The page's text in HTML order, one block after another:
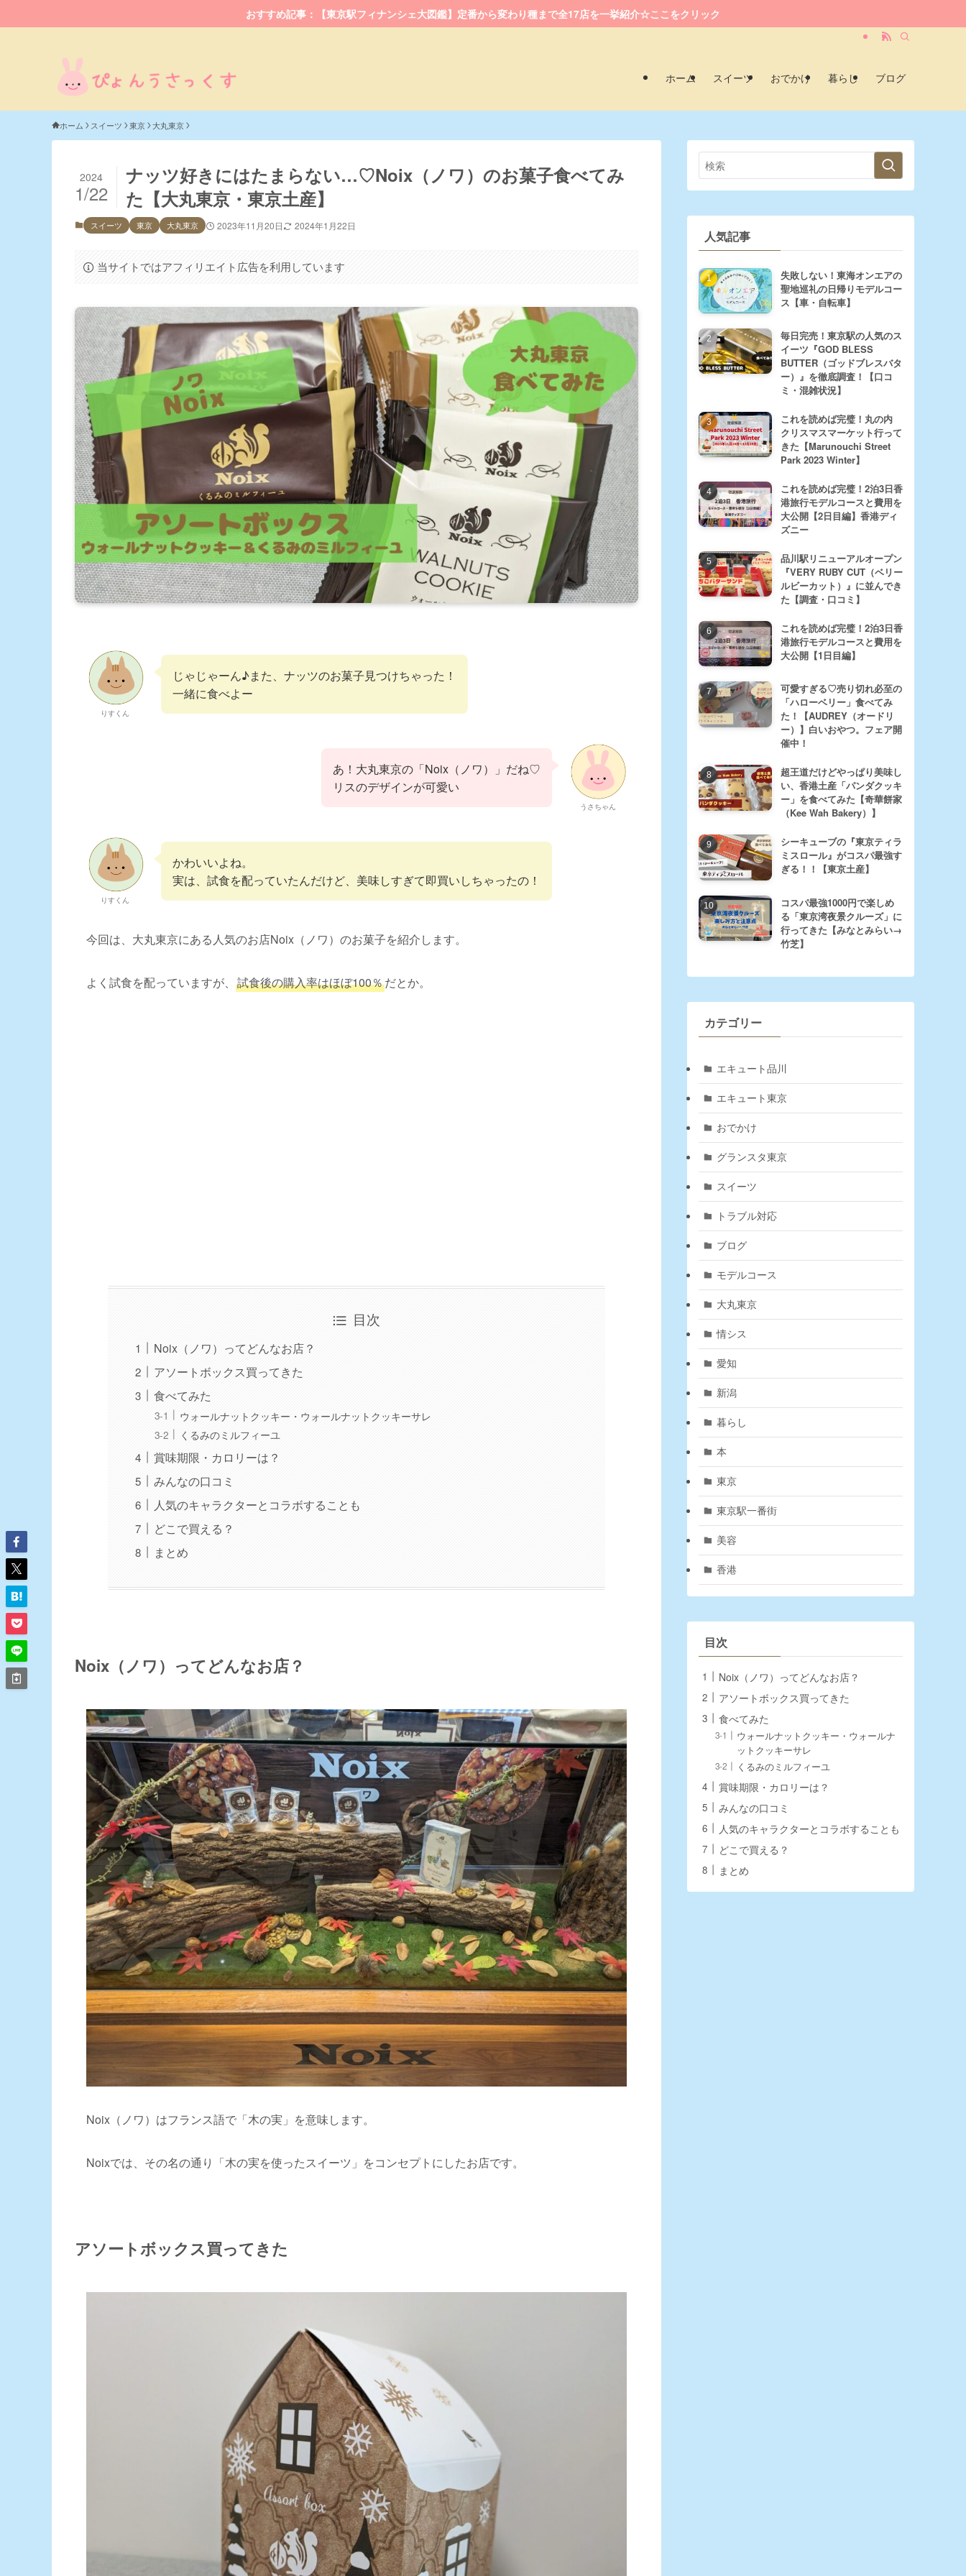
おすすめ記事：【東京駅フィナンシェ大図鑑】定番から変わり種まで全17店を一挙紹介☆ここをクリック
ホーム スイーツ おでかけ 暮らし ブログ
ホーム スイーツ 東京 大丸東京
ナッツ好きにはたまらない…♡Noix（ノワ）のお菓子食べてみ
た【大丸東京・東京土産】
2024
1/22
スイーツ 東京 大丸東京 2023年11月20日 2024年1月22日
当サイトではアフィリエイト広告を利用しています
りすくん
じゃじゃーん♪また、ナッツのお菓子見つけちゃった！
一緒に食べよー
うさちゃん
あ！大丸東京の「Noix（ノワ）」だね♡
リスのデザインが可愛い
りすくん
かわいいよね。
実は、試食を配っていたんだけど、美味しすぎて即買いしちゃったの！
今回は、大丸東京にある人気のお店Noix（ノワ）のお菓子を紹介します。
よく試食を配っていますが、 試食後の購入率はほぼ100％だとか。
目次
Noix（ノワ）ってどんなお店？
アソートボックス買ってきた
食べてみた
ウォールナットクッキー・ウォールナットクッキーサレ
くるみのミルフィーユ
賞味期限・カロリーは？
みんなの口コミ
人気のキャラクターとコラボすることも
どこで買える？
まとめ
Noix（ノワ）ってどんなお店？
Noix（ノワ）はフランス語で「木の実」を意味します。
Noixでは、その名の通り「木の実を使ったスイーツ」をコンセプトにしたお店です。
アソートボックス買ってきた
人気記事
失敗しない！東海オンエアの
聖地巡礼の日帰りモデルコー
ス【車・自転車】
毎日完売！東京駅の人気のス
イーツ『GOD BLESS
BUTTER（ゴッドブレスバタ
ー）』を徹底調査！【口コ
ミ・混雑状況】
これを読めば完璧！丸の内
クリスマスマーケット行って
きた【Marunouchi Street
Park 2023 Winter】
これを読めば完璧！2泊3日香
港旅行モデルコースと費用を
大公開【2日目編】香港ディ
ズニー
品川駅リニューアルオープン
『VERY RUBY CUT（ベリー
ルビーカット）』に並んでき
た【調査・口コミ】
これを読めば完璧！2泊3日香
港旅行モデルコースと費用を
大公開【1日目編】
可愛すぎる♡売り切れ必至の
「ハローベリー」食べてみ
た！【AUDREY（オードリ
ー）】白いおやつ。フェア開
催中！
超王道だけどやっぱり美味し
い、香港土産「パンダクッキ
ー」を食べてみた【奇華餅家
（Kee Wah Bakery）】
シーキューブの『東京ティラ
ミスロール』がコスパ最強す
ぎる！！【東京土産】
コスパ最強1000円で楽しめ
る「東京湾夜景クルーズ」に
行ってきた【みなとみらい→
竹芝】
カテゴリー
エキュート品川
エキュート東京
おでかけ
グランスタ東京
スイーツ
トラブル対応
ブログ
モデルコース
大丸東京
情シス
愛知
新潟
暮らし
本
東京
東京駅一番街
美容
香港
目次
Noix（ノワ）ってどんなお店？
アソートボックス買ってきた
食べてみた
ウォールナットクッキー・ウォールナ
ットクッキーサレ
くるみのミルフィーユ
賞味期限・カロリーは？
みんなの口コミ
人気のキャラクターとコラボすることも
どこで買える？
まとめ